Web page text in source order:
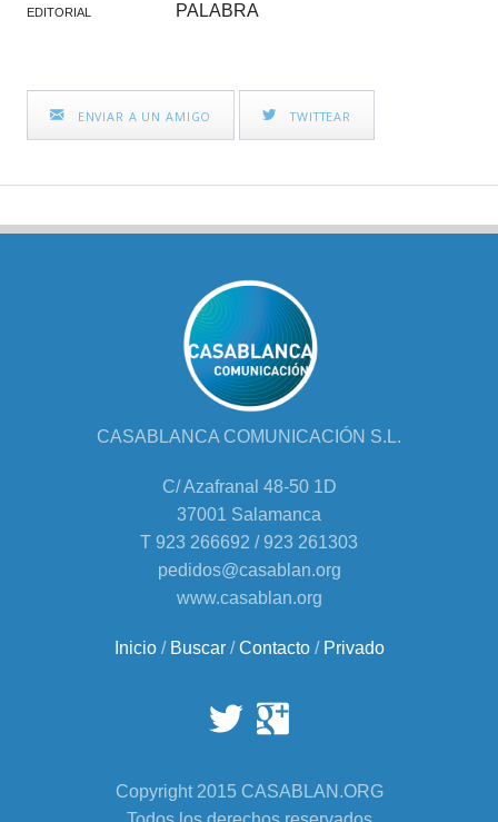
EDITORIAL PALABRA
ENVIAR A UN AMIGO TWITTEAR
CASABLANCA COMUNICACIÓN S.L.
C/ Azafranal 48-50 1D
37001 Salamanca
T 923 266692 / 923 261303
pedidos@casablan.org
www.casablan.org
Inicio/ Buscar/Contacto/ Privado
Copyright 2015 CASABLAN.ORG